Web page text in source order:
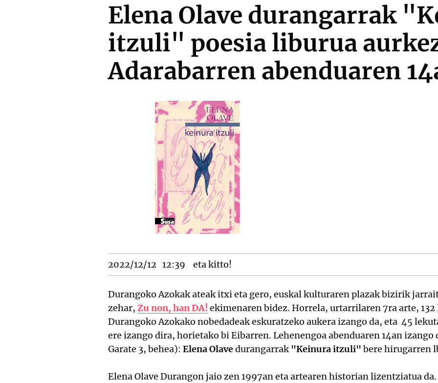
Elena Olave durangarrak
itzuli" poesia liburua
Adarabarren abenduaren
2022/12/12 12:39 eta kitto!
Durangoko Azokak ateak itxi eta gero, euskal kulturaren plazak bizirik
zehar, Zu non, han DA! ekimenaren bidez. Horrela, urtarrilaren 7ra arte,
Durangoko Azokako nobedadeak eskuratzeko aukera izango da, eta 45
ere izango dira, horietako bi Eibarren. Lehenengoa abenduaren 14an
Garate 3, behea): Elena Olavedurangarrak "Keinura itzuli" bere hirugarren
Elena Olave Durangon jaio zen 1997an eta artearen historian lizentziatua